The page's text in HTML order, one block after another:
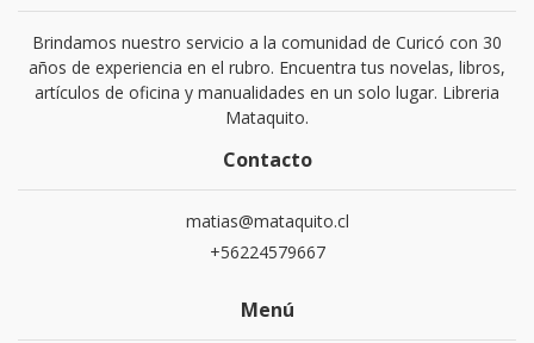
Brindamos nuestro servicio a la comunidad de Curicó con 30
años de experiencia en el rubro. Encuentra tus novelas, libros,
artículos de oficina y manualidades en un solo lugar. Libreria
Mataquito.
Contacto
matias@mataquito.cl
+56224579667
Menú